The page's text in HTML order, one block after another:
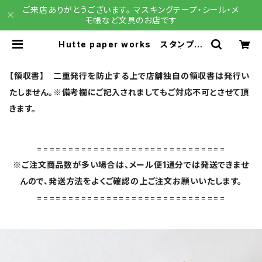
ご来店ありがとうございます。 マスキングテープ・シール・メ
モ帳など文具のお店です
Hutte paper works スタンプ
【領収書】 二重発行を防止する上で店舗独自の領収書は発行い
たしません。※備考欄にご記入されましてもご対応不可とさせて頂
きます。
==============================
※ご注文商品数が多い場合は、メール便1通分では発送できませ
んので、発送方法をよくご確認の上ご注文お願いいたします。
==============================